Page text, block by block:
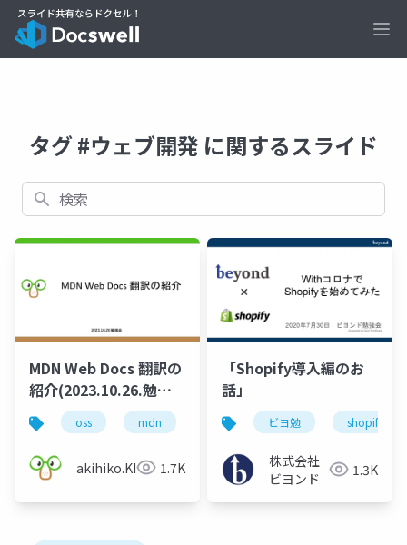
タグ #ウェブ開発 に関するスライド
検索
MDN Web Docs 翻訳の
紹介(2023.10.26.勉強
会)
oss mdn
akihiko.KIgure1.7K
「Shopify導入編のお
話」
ビヨ勉 shopify
株式会社
ビヨンド
1.3K